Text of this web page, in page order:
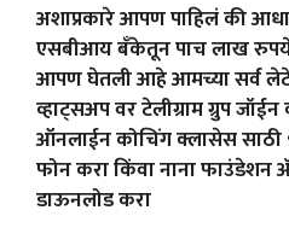
अशाप्रकारे आपण पाहिलं की
एसबीआय बँकेतून पाच लाख रुपये
आपण घेतली आहे आमच्या सर्व
व्हाट्सअप वर टेलीग्राम ग्रुप
ऑनलाईन कोचिंग क्लासेस साठी
फोन करा किंवा नाना फाउंडेशन
डाऊनलोड करा